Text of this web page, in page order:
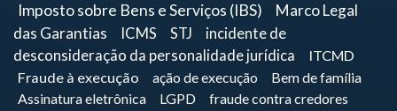
Imposto sobre Bens e Serviços (IBS)
Marco Legal
das Garantias
ICMS STJ
incidente de
desconsideração da personalidade jurídica
ITCMD
Fraude à execução
ação de execução
Bem de família
Assinatura eletrônica
LGPD fraude contra credores